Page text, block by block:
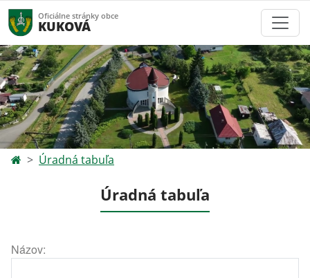
Oficiálne stránky obce
KUKOVÁ
Úradná tabuľa
Úradná tabuľa
Názov: